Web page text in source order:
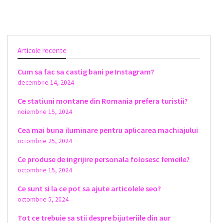
Articole recente
Cum sa fac sa castig bani pe Instagram?
decembrie 14, 2024
Ce statiuni montane din Romania prefera turistii?
noiembrie 15, 2024
Cea mai buna iluminare pentru aplicarea machiajului
octombrie 25, 2024
Ce produse de ingrijire personala folosesc femeile?
octombrie 15, 2024
Ce sunt si la ce pot sa ajute articolele seo?
octombrie 5, 2024
Tot ce trebuie sa stii despre bijuteriile din aur